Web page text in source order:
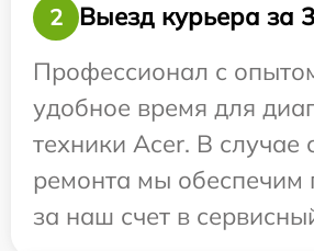
2
Выезд курьера за
Профессионал с
удобное время для
техники Acer. В случае
ремонта мы обеспечим
за наш счет в